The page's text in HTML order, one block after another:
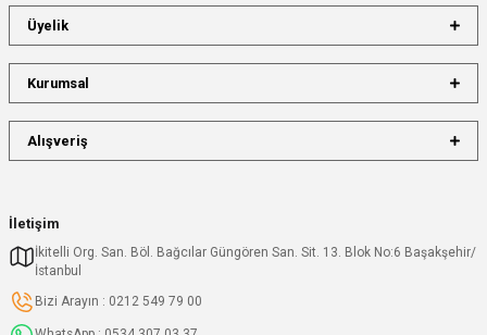
İletişim
İkitelli Org. San. Böl. Bağcılar Güngören San. Sit. 13. Blok No:6 Başakşehir/
İstanbul
Bizi Arayın : 0212 549 79 00
Üyelik
Kurumsal
Alışveriş